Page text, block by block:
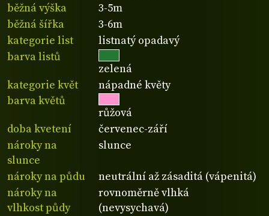
běžná výška
3-5m
běžná šířka
3-6m
kategorie list
listnatý opadavý
barva listů
zelená
kategorie květ
nápadné květy
barva květů
růžová
doba kvetení
červenec-září
nároky na
slunce
slunce
nároky na půdu
neutrální až zásaditá (vápenitá)
nároky na
vlhkost půdy
rovnoměrně vlhká
(nevysychavá)